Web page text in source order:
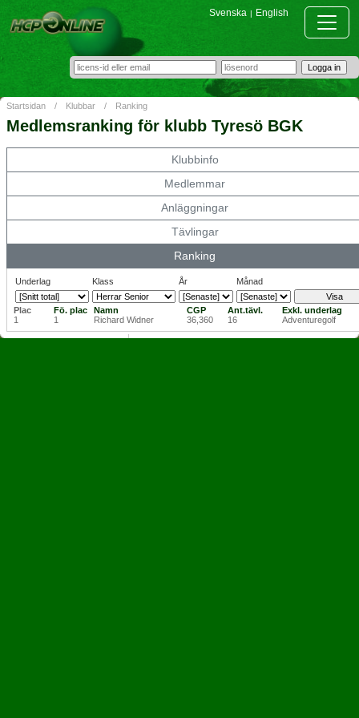
Svenska | English
Startsidan / Klubbar / Ranking
Medlemsranking för klubb Tyresö BGK
Klubbinfo
Medlemmar
Anläggningar
Tävlingar
Ranking
Underlag Klass År Månad
Plac Fö. plac Namn CGP Ant.tävl.
Exkl. underlag
1
1 Richard Widner 36,360 16 Adventuregolf